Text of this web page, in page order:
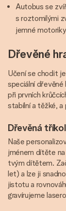
Autobus se
s roztomilými
jemné
Dřevěné
Učení se chodit
speciální
při prvních
stabilní a těžké,
Dřevěná
Naše
jménem dítěte
tvým dítětem.
let) a lze ji
jistotu a
gravírujeme